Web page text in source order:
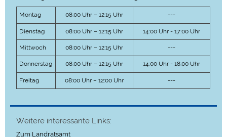
Montag 08:00 Uhr – 12:15 Uhr ---
Dienstag 08:00 Uhr – 12:15 Uhr 14:00 Uhr - 17:00 Uhr
Mittwoch 08:00 Uhr – 12:15 Uhr ---
Donnerstag 08:00 Uhr – 12:15 Uhr 14:00 Uhr - 18:00 Uhr
Freitag 08:00 Uhr – 12:00 Uhr ---
Weitere interessante Links:
Zum Landratsamt